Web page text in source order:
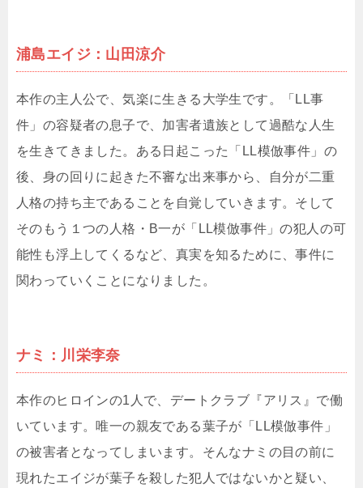
浦島エイジ：山田涼介
本作の主人公で、気楽に生きる大学生です。「LL事
件」の容疑者の息子で、加害者遺族として過酷な人生
を生きてきました。ある日起こった「LL模倣事件」の
後、身の回りに起きた不審な出来事から、自分が二重
人格の持ち主であることを自覚していきます。そして
そのもう１つの人格・B一が「LL模倣事件」の犯人の可
能性も浮上してくるなど、真実を知るために、事件に
関わっていくことになりました。
ナミ：川栄李奈
本作のヒロインの1人で、デートクラブ『アリス』で働
いています。唯一の親友である葉子が「LL模倣事件」
の被害者となってしまいます。そんなナミの目の前に
現れたエイジが葉子を殺した犯人ではないかと疑い、